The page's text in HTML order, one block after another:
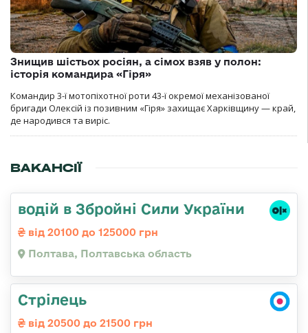
Знищив шістьох росіян, а сімох взяв у полон:
історія командира «Гіря»
Командир 3-ї мотопіхотної роти 43-ї окремої механізованої
бригади Олексій із позивним «Гіря» захищає Харківщину — край,
де народився та виріс.
ВАКАНСІЇ
водій в Збройні Сили України
від 20100 до 125000 грн
Полтава, Полтавська область
Стрілець
від 20500 до 21500 грн